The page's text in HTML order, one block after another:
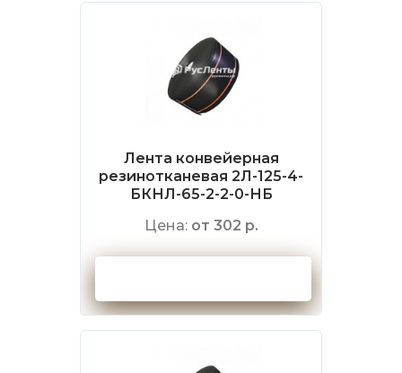
Лента конвейерная
резинотканевая 2Л-125-4-
БКНЛ-65-2-2-0-НБ
Цена: от 302 р.